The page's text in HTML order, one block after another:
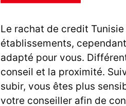
Le rachat de credit Tunisie
établissements,
adapté pour vous.
conseil et la proximité.
subir, vous êtes plus
votre conseiller afin de